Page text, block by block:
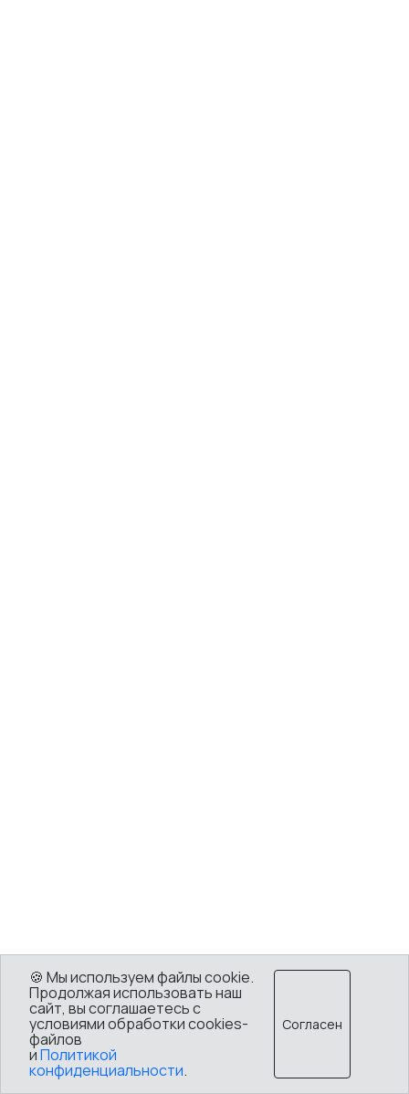
🍪 Мы используем файлы cookie.
Продолжая использовать наш
сайт, вы соглашаетесь с
условиями обработки cookies-
файлов
иПолитикой
конфиденциальности.
Согласен